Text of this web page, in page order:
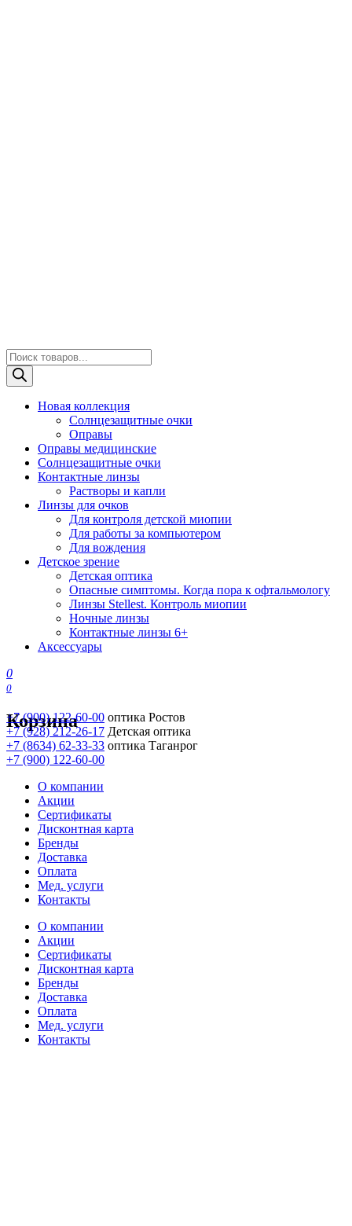
Поиск
товаров
Новая коллекция
Солнцезащитные очки
Оправы
Оправы медицинские
Солнцезащитные очки
Контактные линзы
Растворы и капли
Линзы для очков
Для контроля детской миопии
Для работы за компьютером
Для вождения
Детское зрение
Детская оптика
Опасные симптомы. Когда пора к офтальмологу
Линзы Stellest. Контроль миопии
Ночные линзы
Контактные линзы 6+
Аксессуары
0
0
Корзина
+7 (900) 122-60-00 оптика Ростов
+7 (928) 212-26-17 Детская оптика
+7 (8634) 62-33-33 оптика Таганрог
+7 (900) 122-60-00
О компании
Акции
Сертификаты
Дисконтная карта
Бренды
Доставка
Оплата
Мед. услуги
Контакты
О компании
Акции
Сертификаты
Дисконтная карта
Бренды
Доставка
Оплата
Мед. услуги
Контакты